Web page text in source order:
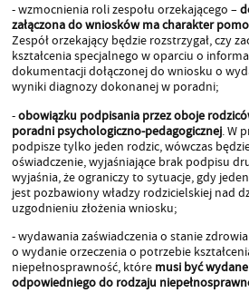
- wzmocnienia roli zespołu orzekającego –
załączona do wniosków ma charakter
Zespół orzekający będzie rozstrzygał, czy
kształcenia specjalnego w oparciu o
dokumentacji dołączonej do wniosku o
wyniki diagnozy dokonanej w poradni;
-obowiązku podpisania przez oboje
poradni psychologiczno-pedagogicznej. W
podpisze tylko jeden rodzic, wówczas
oświadczenie, wyjaśniające brak podpisu
wyjaśnia, że ograniczy to sytuacje, gdy
jest pozbawiony władzy rodzicielskiej nad
uzgodnieniu złożenia wniosku;
- wydawania zaświadczenia o stanie
o wydanie orzeczenia o potrzebie
niepełnosprawność, które musi być
odpowiedniego do rodzaju